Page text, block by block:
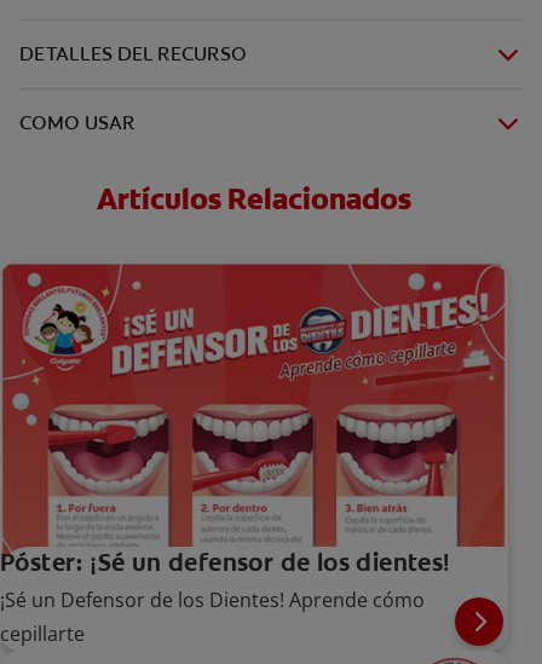
DETALLES DEL RECURSO
COMO USAR
Artículos Relacionados
Póster: ¡Sé un defensor de los dientes!
¡Sé un Defensor de los Dientes! Aprende cómo
cepillarte